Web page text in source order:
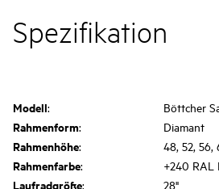
Spezifikation
Modell: Böttcher
Rahmenform: Diamant
Rahmenhöhe: 48, 52, 56,
Rahmenfarbe: +240 RAL
Laufradgröße: 28"